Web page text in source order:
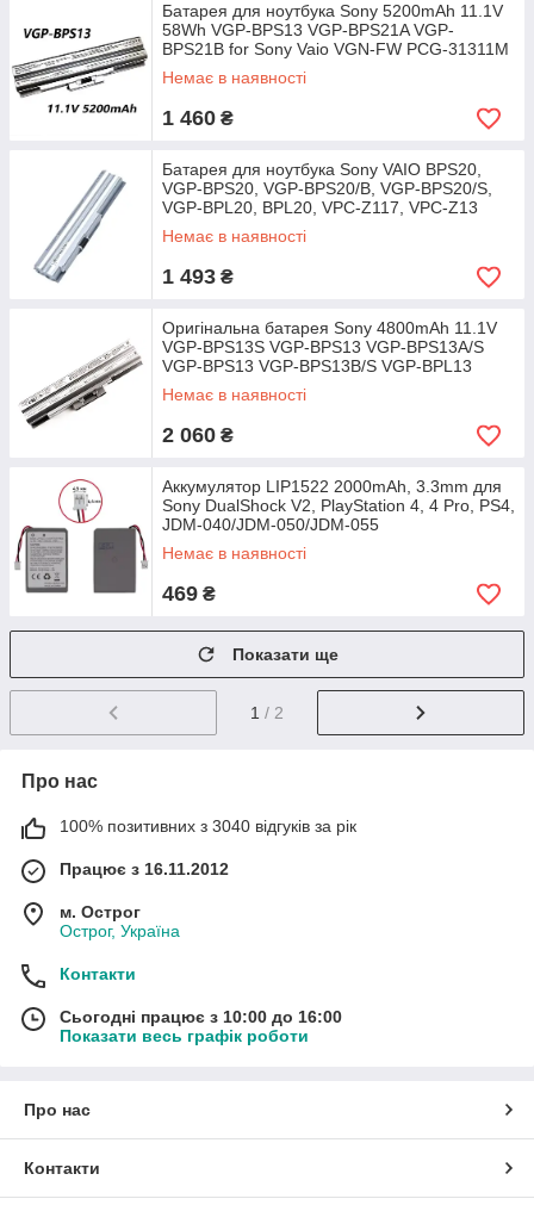
Батарея для ноутбука Sony 5200mAh 11.1V
58Wh VGP-BPS13 VGP-BPS21A VGP-
BPS21B for Sony Vaio VGN-FW PCG-31311M
Немає в наявності
1 460 ₴
Батарея для ноутбука Sony VAIO BPS20,
VGP-BPS20, VGP-BPS20/B, VGP-BPS20/S,
VGP-BPL20, BPL20, VPC-Z117, VPC-Z13
Немає в наявності
1 493 ₴
Оригінальна батарея Sony 4800mAh 11.1V
VGP-BPS13S VGP-BPS13 VGP-BPS13A/S
VGP-BPS13 VGP-BPS13B/S VGP-BPL13
Немає в наявності
2 060 ₴
Аккумулятор LIP1522 2000mAh, 3.3mm для
Sony DualShock V2, PlayStation 4, 4 Pro, PS4,
JDM-040/JDM-050/JDM-055
Немає в наявності
469 ₴
Показати ще
1 / 2
Про нас
100% позитивних з 3040 відгуків за рік
Працює з 16.11.2012
м. Острог
Острог, Україна
Контакти
Сьогодні працює з 10:00 до 16:00
Показати весь графік роботи
Про нас
Контакти